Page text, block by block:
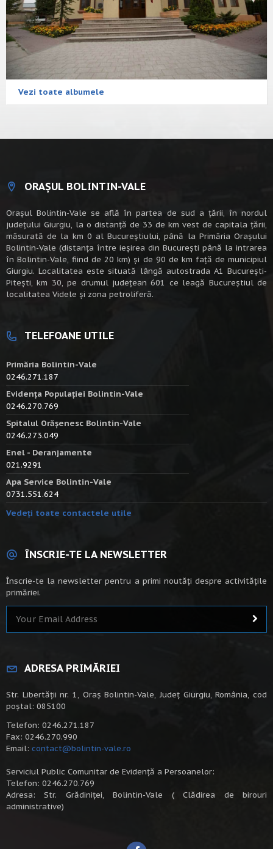
Vezi toate albumele
ORAȘUL BOLINTIN-VALE
Oraşul Bolintin-Vale se află în partea de sud a ţării, în nordul
judeţului Giurgiu, la o distanţă de 33 de km vest de capitala țării,
măsurată de la km 0 al Bucureștiului, până la Primăria Orașului
Bolintin-Vale (distanța între ieșirea din București până la intrarea
în Bolintin-Vale, fiind de 20 km) şi de 90 de km faţă de municipiul
Giurgiu. Localitatea este situată lângă autostrada A1 Bucureşti-
Piteşti, km 30, pe drumul judeţean 601 ce leagă Bucureştiul de
localitatea Videle şi zona petroliferă.
TELEFOANE UTILE
Primăria Bolintin-Vale
0246.271.187
Evidența Populației Bolintin-Vale
0246.270.769
Spitalul Orășenesc Bolintin-Vale
0246.273.049
Enel - Deranjamente
021.9291
Apa Service Bolintin-Vale
0731.551.624
Vedeți toate contactele utile
ÎNSCRIE-TE LA NEWSLETTER
Înscrie-te la newsletter pentru a primi noutăți despre activitățile
primăriei.
ADRESA PRIMĂRIEI
Str. Libertății nr. 1, Oraș Bolintin-Vale, Județ Giurgiu, România, cod
poștal: 085100
Telefon: 0246.271.187
Fax: 0246.270.990
Email: contact@bolintin-vale.ro
Serviciul Public Comunitar de Evidență a Persoanelor:
Telefon: 0246.270.769
Adresa: Str. Grădiniței, Bolintin-Vale ( Clădirea de birouri
administrative)